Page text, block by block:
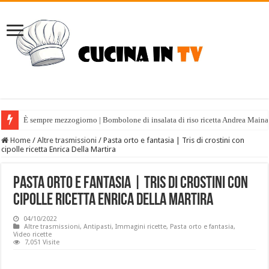
È sempre mezzogiorno | Bombolone di insalata di riso ricetta Andrea
Home / Altre trasmissioni / Pasta orto e fantasia | Tris di crostini con
cipolle ricetta Enrica Della Martira
Pasta orto e fantasia | Tris di crostini con
cipolle ricetta Enrica Della Martira
04/10/2022
Altre trasmissioni,Antipasti,Immagini ricette, Pasta orto e fantasia,
Video ricette
7,051 Visite